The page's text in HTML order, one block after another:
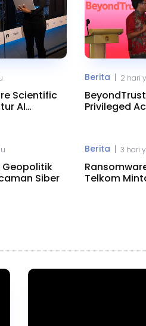
Scientific
AI
Berita | 2 hari
Privileged
Geopolitik
Siber
Berita | 3 hari
Telkom